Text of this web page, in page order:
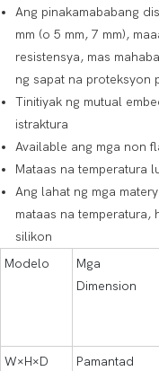
Ang pinakamababang
mm (o 5 mm, 7 mm),
resistensya, mas
ng sapat na proteksyon
Tinitiyak ng mutual
istraktura
Available ang mga non
Mataas na temperatura
Ang lahat ng mga
mataas na temperatura,
silikon
Modelo
Mga
Dimension
W×H×D
Pamantad